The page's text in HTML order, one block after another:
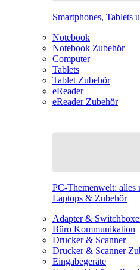
Smartphones, Tablets
Notebook
Notebook Zubehör
Computer
Tablets
Tablet Zubehör
eReader
eReader Zubehör
PC-Themenwelt: alles
Laptops & Zubehör
Adapter &
Büro Kommunikation
Drucker & Scanner
Drucker & Scanner
Eingabegeräte